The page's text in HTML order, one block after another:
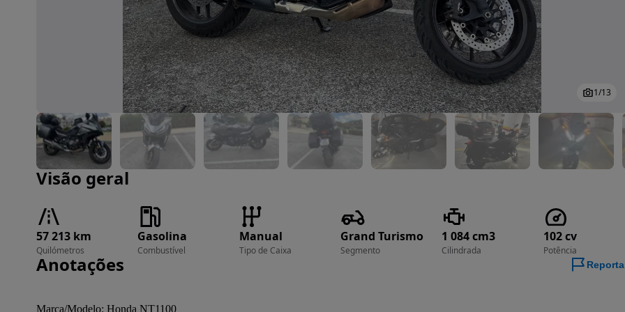
Imagem 1 de 13
1/13
Visão geral
57 213 km
Quilómetros
Gasolina
Combustível
Manual
Tipo de Caixa
Grand Turismo
Segmento
1 084 cm3
Cilindrada
102 cv
Potência
Anotações
Marca/Modelo: Honda NT1100